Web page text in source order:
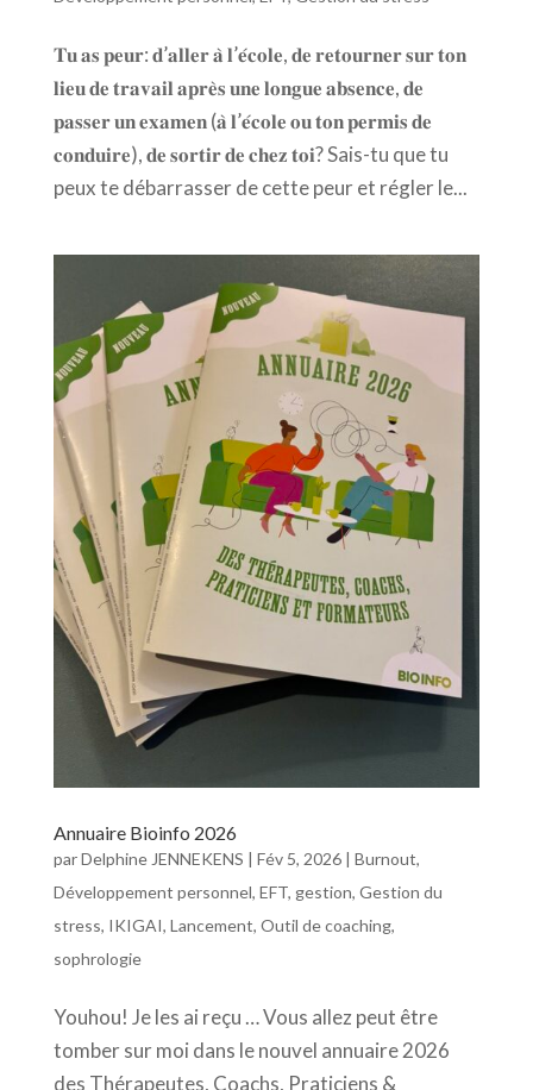
𝐓𝐮 𝐚𝐬 𝐩𝐞𝐮𝐫: 𝐝’𝐚𝐥𝐥𝐞𝐫 𝐚̀ 𝐥’𝐞́𝐜𝐨𝐥𝐞, 𝐝𝐞 𝐫𝐞𝐭𝐨𝐮𝐫𝐧𝐞𝐫 𝐬𝐮𝐫 𝐭𝐨𝐧
𝐥𝐢𝐞𝐮 𝐝𝐞 𝐭𝐫𝐚𝐯𝐚𝐢𝐥 𝐚𝐩𝐫𝐞̀𝐬 𝐮𝐧𝐞 𝐥𝐨𝐧𝐠𝐮𝐞 𝐚𝐛𝐬𝐞𝐧𝐜𝐞, 𝐝𝐞
𝐩𝐚𝐬𝐬𝐞𝐫 𝐮𝐧 𝐞𝐱𝐚𝐦𝐞𝐧 (𝐚̀ 𝐥’𝐞́𝐜𝐨𝐥𝐞 𝐨𝐮 𝐭𝐨𝐧 𝐩𝐞𝐫𝐦𝐢𝐬 𝐝𝐞
𝐜𝐨𝐧𝐝𝐮𝐢𝐫𝐞), 𝐝𝐞 𝐬𝐨𝐫𝐭𝐢𝐫 𝐝𝐞 𝐜𝐡𝐞𝐳 𝐭𝐨𝐢? Sais-tu que tu
peux te débarrasser de cette peur et régler le...
Annuaire Bioinfo 2026
parDelphine JENNEKENS | Fév 5, 2026| Burnout,
Développement personnel, EFT, gestion, Gestion du
stress, IKIGAI, Lancement, Outil de coaching,
sophrologie
Youhou! Je les ai reçu … Vous allez peut être
tomber sur moi dans le nouvel annuaire 2026
des Thérapeutes, Coachs, Praticiens &